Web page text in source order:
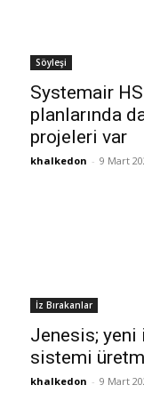
Söyleşi
Systemair
planlarında
projeleri var
khalkedon - 9 Mart
İz Bırakanlar
Jenesis; yeni
sistemi
khalkedon - 9 Mart